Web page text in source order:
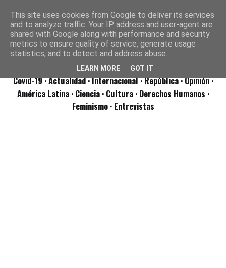
Covid-19· Actualidad· Internacional· República· Opinión·
América Latina · Ciencia · Cultura · Derechos Humanos ·
Feminismo · Entrevistas
This site uses cookies from Google to deliver its services
and to analyze traffic. Your IP address and user-agent are
shared with Google along with performance and security
metrics to ensure quality of service, generate usage
statistics, and to detect and address abuse.
LEARN MORE GOT IT